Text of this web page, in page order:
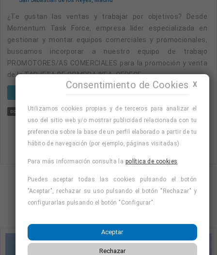
¿Te gustan las ventas y trabajar por objetivos? Desde
Momentum Task Force, empresa líder especializada en
gestionar y montar equipos comerciales y promocionales,
buscamos incorporar a nuestro equipo de trabajo
PROMOTORES/AS COMERCIALES para la promoción y venta
de la TARJETA DE COMPRA IKEA. OFRECE...
comercial turnos rotativos incorporacion inmediata promotor/a comercial
Mostrando página 4 de 6 (Total 23)
1 3 4 5 6
X
Consentimiento de Cookies
Utilizamos cookies propias y de terceros para analizar el
uso del sitio web y/o mostrar publicidad relacionada con tu
preferencia sobre la base de un perfil elaborado a partir de tu
hábito de navegación (por ejemplo, páginas visitadas).
Para más información consulta la política de cookies
Puedes aceptar todas las cookies pulsando el botón
"Aceptar", rechazar su uso pulsando el botón "Rechazar" y
configurarlas pulsando el botón "Configurar".
Aceptar
Rechazar